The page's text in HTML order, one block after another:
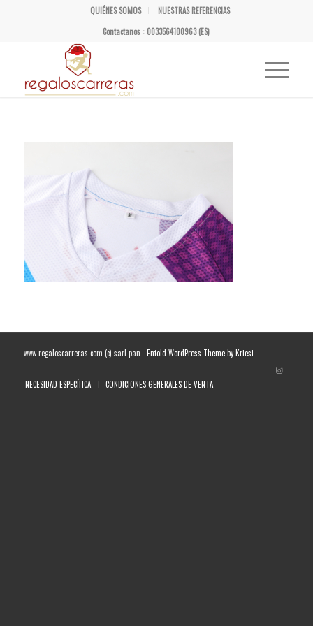
QUIÉNES SOMOS
NUESTRAS REFERENCIAS
Contactanos : 0033564100963 (ES)
www.regaloscarreras.com (c) sarl pan -Enfold WordPress Theme by Kriesi
NECESIDAD ESPECÍFICA CONDICIONES GENERALES DE VENTA